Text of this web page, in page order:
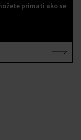
primati ako se